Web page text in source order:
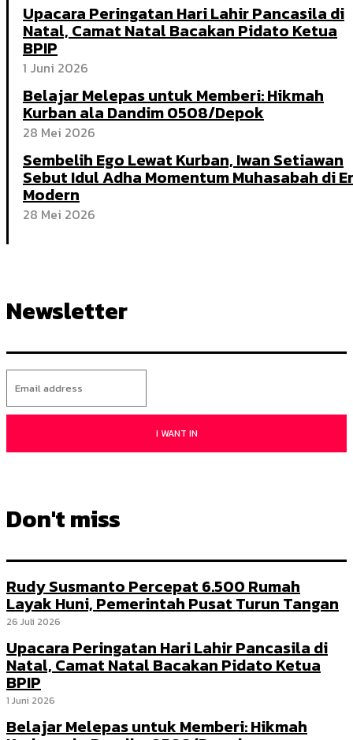
Upacara Peringatan Hari Lahir Pancasila di
Natal, Camat Natal Bacakan Pidato Ketua
BPIP
1 Juni 2026
Belajar Melepas untuk Memberi: Hikmah
Kurban ala Dandim 0508/Depok
28 Mei 2026
Sembelih Ego Lewat Kurban, Iwan Setiawan
Sebut Idul Adha Momentum Muhasabah di
Modern
28 Mei 2026
Newsletter
I WANT IN
Don't miss
Rudy Susmanto Percepat 6.500 Rumah
Layak Huni, Pemerintah Pusat Turun Tangan
26 Juli 2026
Upacara Peringatan Hari Lahir Pancasila di
Natal, Camat Natal Bacakan Pidato Ketua
BPIP
1 Juni 2026
Belajar Melepas untuk Memberi: Hikmah